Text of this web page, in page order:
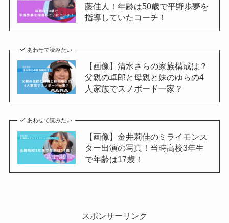
藤佳人！年齢は50歳で平野歩夢を
指導していたコーチ！
あわせて読みたい
【画像】清水さらの家族構成は？
父親の卓郎と母親と妹のゆらの4
人家族でスノボード一家？
あわせて読みたい
【画像】金井莉佳のミライモンス
ター出演の写真！当時高校3年生
で年齢は17歳！
スポンサーリンク